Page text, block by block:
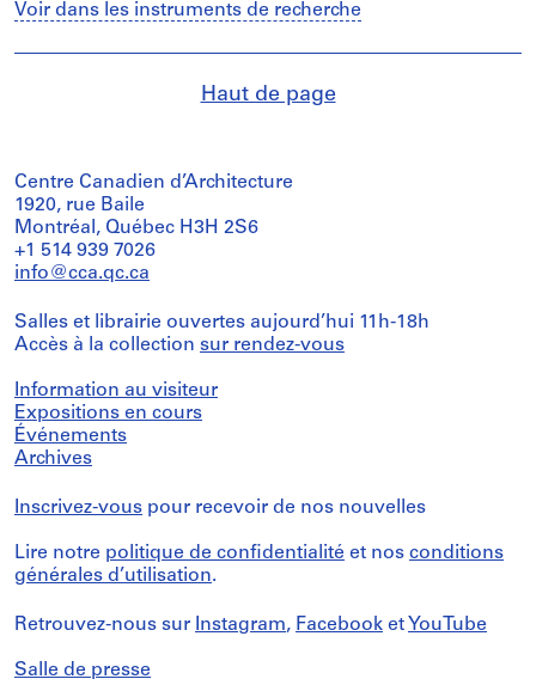
Voir dans les instruments de recherche
Haut de page
Centre Canadien d’Architecture
1920, rue Baile
Montréal, Québec H3H 2S6
+1 514 939 7026
info@cca.qc.ca
Salles et librairie ouvertes aujourd’hui 11h-18h
Accès à la collection sur rendez-vous
Information au visiteur
Expositions en cours
Événements
Archives
Inscrivez-vous pour recevoir de nos nouvelles
Lire notre politique de confidentialité et nos conditions
générales d’utilisation.
Retrouvez-nous sur Instagram, Facebook et YouTube
Salle de presse